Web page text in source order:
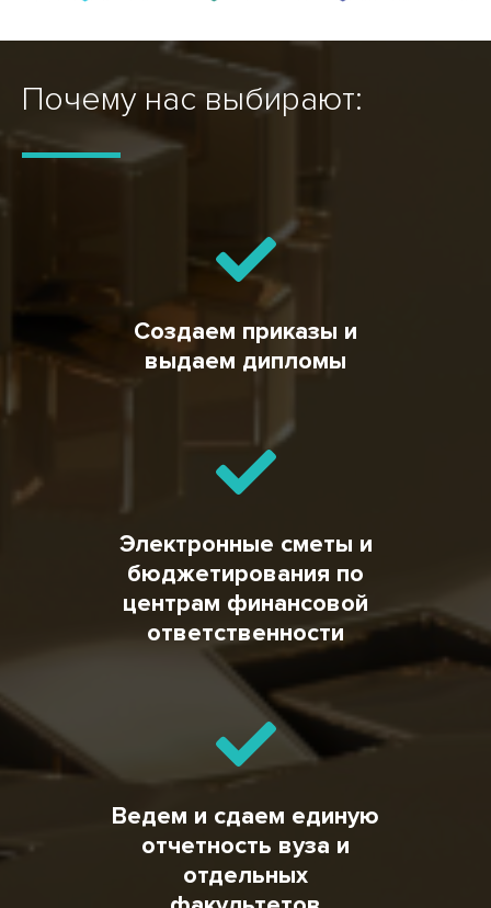
Почему нас выбирают:
Создаем приказы и
выдаем дипломы
Электронные сметы и
бюджетирования по
центрам финансовой
ответственности
Ведем и сдаем единую
отчетность вуза и
отдельных